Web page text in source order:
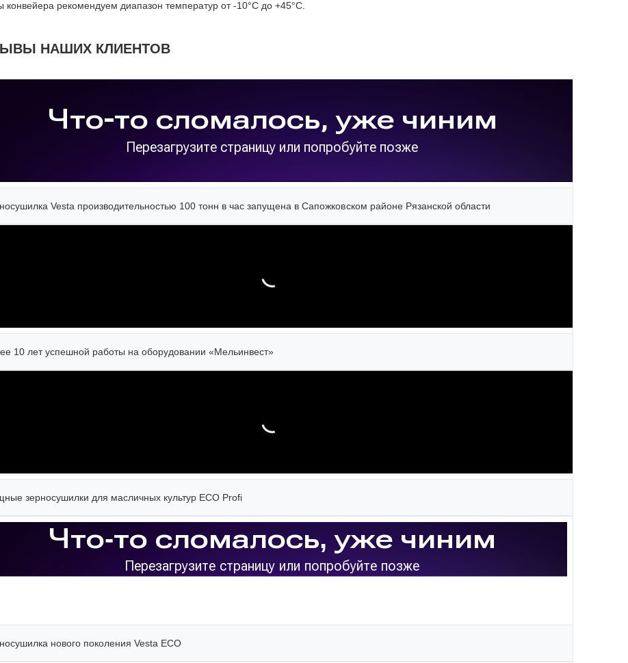
конвейера рекомендуем диапазон температур от -10°С до +45°С.
НАШИХ КЛИЕНТОВ
Vesta производительностью 100 тонн в час запущена в Сапожковском районе Рязанской области
10 лет успешной работы на оборудовании «Мельинвест»
зерносушилки для масличных культур ECO Profi
нового поколения Vesta ECO